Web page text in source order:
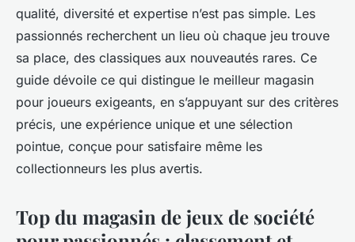
qualité, diversité et expertise n’est pas simple. Les
passionnés recherchent un lieu où chaque jeu trouve
sa place, des classiques aux nouveautés rares. Ce
guide dévoile ce qui distingue le meilleur magasin
pour joueurs exigeants, en s’appuyant sur des critères
précis, une expérience unique et une sélection
pointue, conçue pour satisfaire même les
collectionneurs les plus avertis.
Top du magasin de jeux de société